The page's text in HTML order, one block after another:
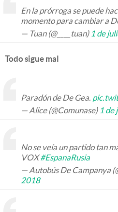
En la prórroga se puede
momento para cambiar a
— Tuan (@____tuan) 1 de
Todo sigue mal
Paradón de De Gea.
— Alice (@Comunase) 1 de
No se veía un partido tan
VOX#EspanaRusia
— Autobús De Campanya
2018